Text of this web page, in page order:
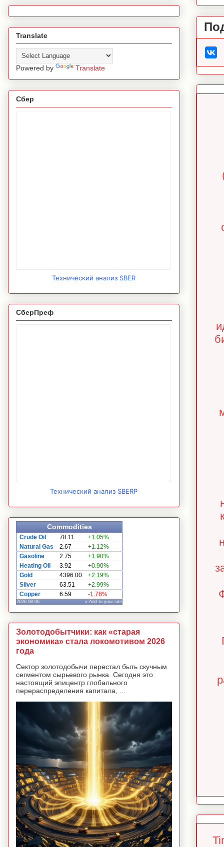
Translate
Powered by Translate
Сбер
Технический анализ SBER
СберПреф
Технический анализ SBERP
Commodities
Crude Oil 78.11
+1.05%
Natural Gas
2.67
+1.12%
Gasoline
2.75
+1.90%
Heating Oil
3.92
+0.90%
Gold
4396.00
+2.19%
Silver
63.51
+2.99%
Copper
6.59 -1.78%
2026.08.06 » Add to your site
Золотодобытчики: как «старая
экономика» стала локомотивом 2026
года
Сектор золотодобычи перестал быть скучным
сегментом сырьевого рынка. Сегодня это
настоящий эпицентр глобального
перераспределения капитала, ...